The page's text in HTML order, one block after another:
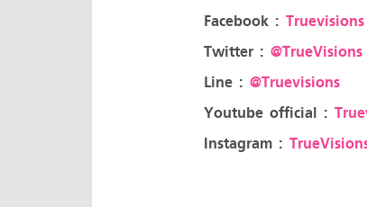
Facebook : Truevisions
Twitter : @TrueVisions
Line : @Truevisions
Youtube official :
Instagram :